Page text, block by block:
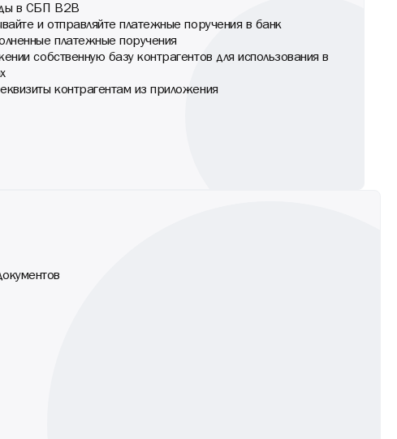
в СБП В2В
и отправляйте платежные поручения в банк
платежные поручения
собственную базу контрагентов для использования в
контрагентам из приложения